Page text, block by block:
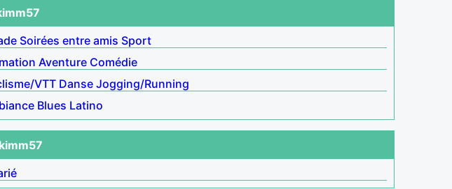
Soirées entre amis Sport
Aventure Comédie
VTT Danse Jogging/Running
Blues Latino